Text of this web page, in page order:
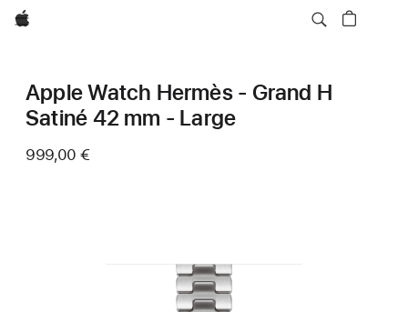
Apple
Apple Watch Hermès - Grand H
Satiné 42 mm - Large
999,00 €